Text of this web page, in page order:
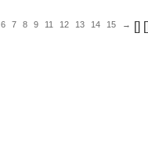
[
6 ] [
7 8 9 11 12 13 14 15 →